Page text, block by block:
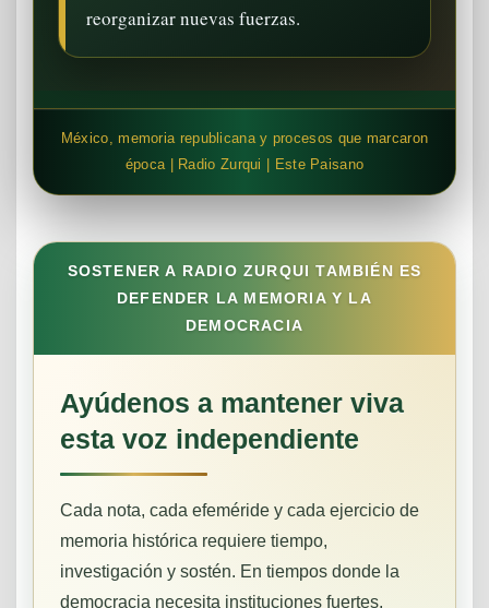
reorganizar nuevas fuerzas.
México, memoria republicana y procesos que marcaron
época | Radio Zurqui | Este Paisano
SOSTENER A RADIO ZURQUI TAMBIÉN ES
DEFENDER LA MEMORIA Y LA
DEMOCRACIA
Ayúdenos a mantener viva
esta voz independiente
Cada nota, cada efeméride y cada ejercicio de
memoria histórica requiere tiempo,
investigación y sostén. En tiempos donde la
democracia necesita instituciones fuertes,